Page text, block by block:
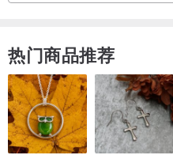
随时会出现断货而绝版，喜欢请尽
－－－－－－－－－－－－－－
【关于运费】
热门商品推荐